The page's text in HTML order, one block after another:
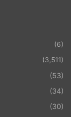
(6)
(3,511)
(53)
(34)
(30)